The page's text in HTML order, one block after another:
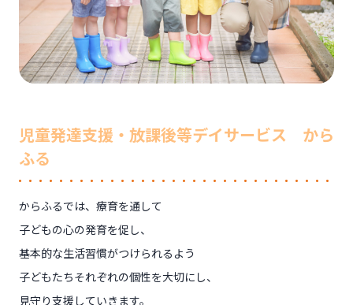
児童発達支援・放課後等デイサービス から
ふる
からふるでは、療育を通して
子どもの心の発育を促し、
基本的な生活習慣がつけられるよう
子どもたちそれぞれの個性を大切にし、
見守り支援していきます。